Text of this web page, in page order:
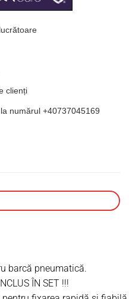
clienți
numărul +40737045169
barcă pneumatică.
ÎN SET !!!